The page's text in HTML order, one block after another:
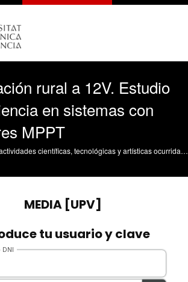
rural a 12V. Estudio
en sistemas con
MPPT
Divulgación de las actividades científicas, tecnológicas y artísticas ocurridas en los tres campus de la UPV